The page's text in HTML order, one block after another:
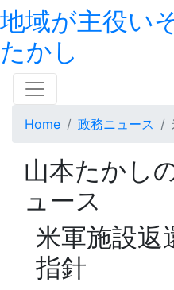
地域が主役い
たかし
Home 政務ニュース
山本たかし
ュース
米軍施設返
指針